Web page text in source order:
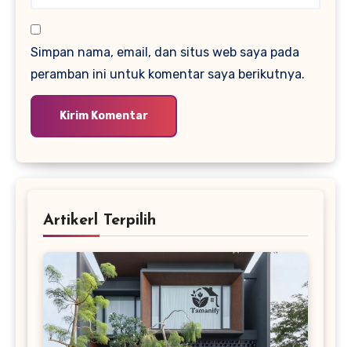
Simpan nama, email, dan situs web saya pada
peramban ini untuk komentar saya berikutnya.
Artikerl Terpilih